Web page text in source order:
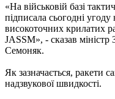
«На військовій базі
підписала сьогодні
високоточних крилатих
JASSM», - сказав
Семоняк.
Як зазначається, ракети
надзвукової швидкості.